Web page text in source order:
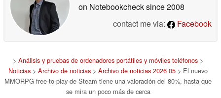
on Notebookchecksince 2008
contact me via:
Facebook
> Análisis y pruebas de ordenadores portátiles y móviles teléfonos >
Noticias > Archivo de noticias > Archivo de noticias 2026 05 > El nuevo
MMORPG free-to-play de Steam tiene una valoración del 80%, hasta que
se mira un poco más de cerca